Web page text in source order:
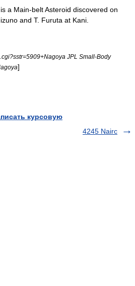
a Main-belt Asteroid discovered on
and T. Furuta at Kani
JPL Small-Body
]
курсовую
4245 Nairc